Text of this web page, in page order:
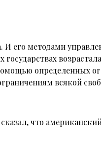
его методами
определенных
всякой
что